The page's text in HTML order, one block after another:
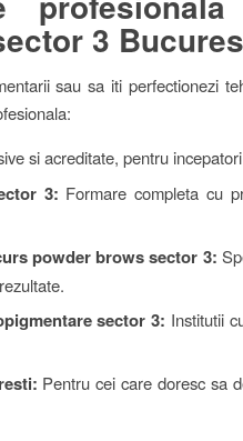
3
sau sa iti perfectionezi
si acreditate, pentru
3: Formare completa cu
powder brows sector 3:
sector 3: Institutii
Pentru cei care doresc sa